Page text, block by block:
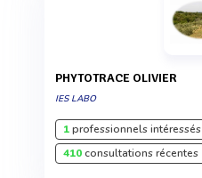
PHYTOTRACE OLIVIER
IES LABO
1professionnels intéressés
410consultations récentes